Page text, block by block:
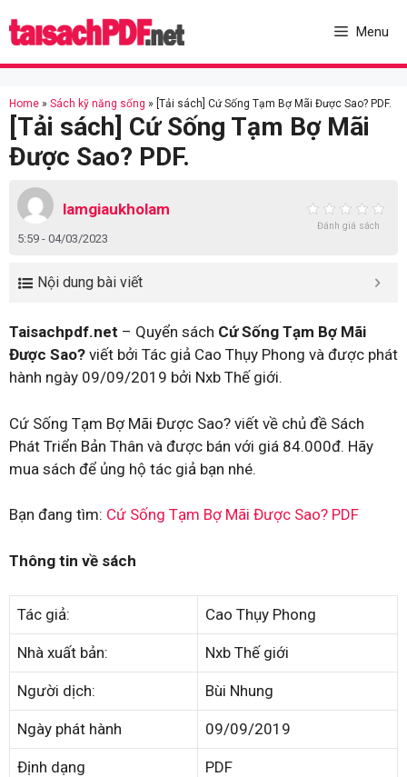
to
Menu
Home » Sách kỹ năng sống » [Tải sách] Cứ Sống Tạm Bợ Mãi Được Sao? PDF.
[Tải sách] Cứ Sống Tạm Bợ Mãi
Được Sao? PDF.
lamgiaukholam
5:59 - 04/03/2023
Đánh giá sách
Nội dung bài viết
Taisachpdf.net – Quyển sách Cứ Sống Tạm Bợ Mãi
Được Sao? viết bởi Tác giả Cao Thụy Phong và được phát
hành ngày 09/09/2019 bởi Nxb Thế giới.
Cứ Sống Tạm Bợ Mãi Được Sao? viết về chủ đề Sách
Phát Triển Bản Thân và được bán với giá 84.000đ. Hãy
mua sách để ủng hộ tác giả bạn nhé.
Bạn đang tìm: Cứ Sống Tạm Bợ Mãi Được Sao? PDF
Thông tin về sách
Tác giả: Cao Thụy Phong
Nhà xuất bản: Nxb Thế giới
Người dịch: Bùi Nhung
Ngày phát hành 09/09/2019
Định dạng PDF